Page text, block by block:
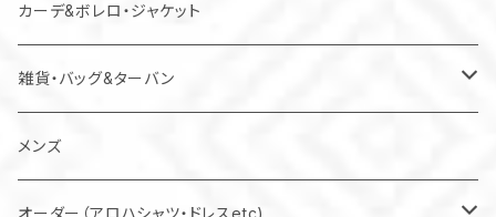
カーデ&ボレロ・ジャケット
雑貨・バッグ&ターバン
バッグ
マスク
メンズ
オーダー（アロハシャツ・ドレスetc)